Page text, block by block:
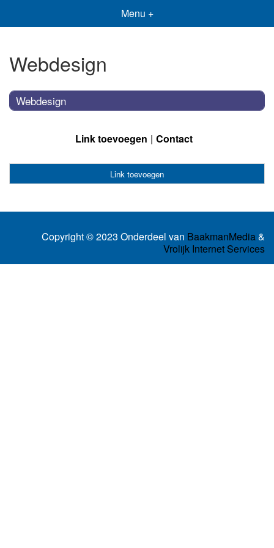
Menu +
Webdesign
Webdesign
Link toevoegen Contact
Link toevoegen
Copyright © 2023 Onderdeel van BaakmanMedia&
Vrolijk Internet Services